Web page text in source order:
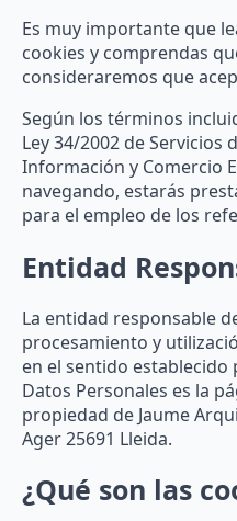
Es muy importante que
cookies y comprendas
consideraremos que
Según los términos
Ley 34/2002 de Servicios
Información y Comercio
navegando, estarás
para el empleo de los
Entidad
La entidad responsable
procesamiento y
en el sentido establecido
Datos Personales es la
propiedad de Jaume
Ager 25691 Lleida.
¿Qué son las